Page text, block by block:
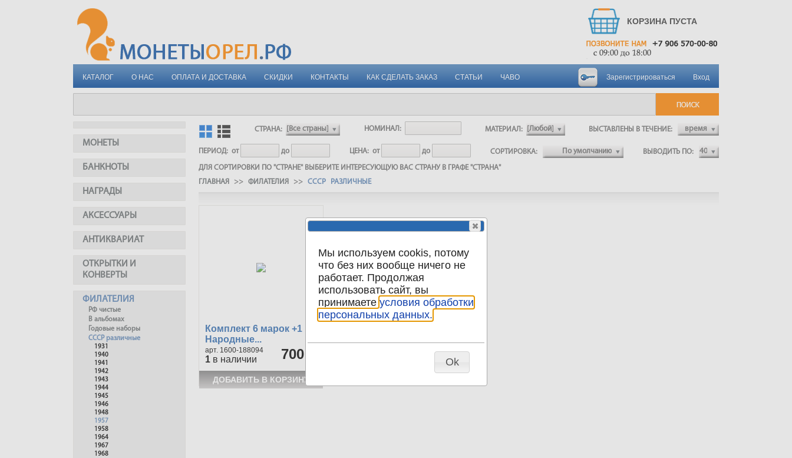
КОРЗИНА ПУСТА
КАТАЛОГ О НАС ОПЛАТА И ДОСТАВКА СКИДКИ КОНТАКТЫ КАК СДЕЛАТЬ ЗАКАЗ СТАТЬИ ЧАВО Вход
Зарегистрироваться
МОНЕТЫ
БАНКНОТЫ
НАГРАДЫ
АКСЕССУАРЫ
АНТИКВАРИАТ
ОТКРЫТКИ И
КОНВЕРТЫ
ФИЛАТЕЛИЯ
РФ чистые
В альбомах
Годовые наборы
СССР различные
1931
1940
1941
1942
1943
1944
1945
1946
1948
1957
1958
1964
1967
1968
СТРАНА: НОМИНАЛ: МАТЕРИАЛ: ВЫСТАВЛЕНЫ В ТЕЧЕНИЕ:
ПЕРИОД: от до ЦЕНА: от до СОРТИРОВКА: ВЫВОДИТЬ ПО:
ДЛЯ СОРТИРОВКИ ПО "СТРАНЕ" ВЫБЕРИТЕ ИНТЕРЕСУЮЩУЮ ВАС СТРАНУ В ГРАФЕ "СТРАНА"
ГЛАВНАЯ
>> ФИЛАТЕЛИЯ >> СССР РАЗЛИЧНЫЕ
Комплект 6 марок +1
Народные...
700 р
1600-188094
1 в наличии
Мы используем cookis, потому
что без них вообще ничего не
работает. Продолжая
использовать сайт, вы
принимаете условия обработки
персональных данных.
Ok